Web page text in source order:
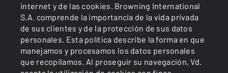
internet y de las cookies. Browning International
S.A. comprende la importancia de la vida privada
de sus clientes y de la protección de sus datos
personales. Esta política describe la forma en que
manejamos y procesamos los datos personales
que recopilamos. Al proseguir su navegación, Vd.
Cookies Política de privacidad